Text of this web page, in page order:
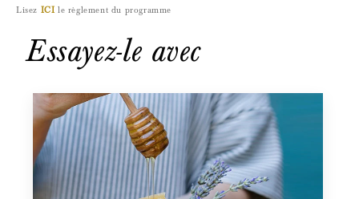
Lisez ICI le règlement du programme
Essayez-le avec